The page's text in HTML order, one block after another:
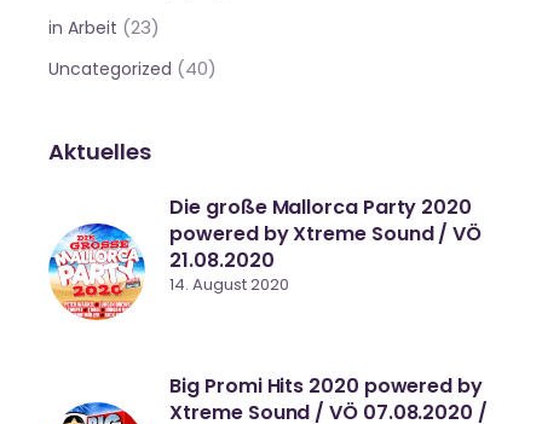
in Arbeit (23)
Uncategorized (40)
Aktuelles
Die große Mallorca Party 2020
powered by Xtreme Sound / VÖ
21.08.2020
14. August 2020
Big Promi Hits 2020 powered by
Xtreme Sound / VÖ 07.08.2020 /